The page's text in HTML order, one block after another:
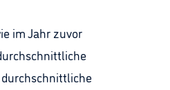
im Jahr zuvor